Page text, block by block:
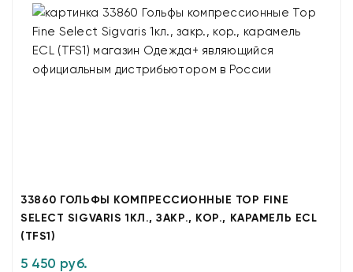
33860 ГОЛЬФЫ КОМПРЕССИОННЫЕ TOP FINE
SELECT SIGVARIS 1КЛ., ЗАКР., КОР., КАРАМЕЛЬ ECL
(TFS1)
5 450 руб.